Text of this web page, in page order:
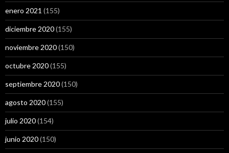
enero 2021 (155)
diciembre 2020(155)
noviembre 2020(150)
octubre 2020(155)
septiembre 2020(150)
agosto 2020(155)
julio 2020(154)
junio 2020(150)